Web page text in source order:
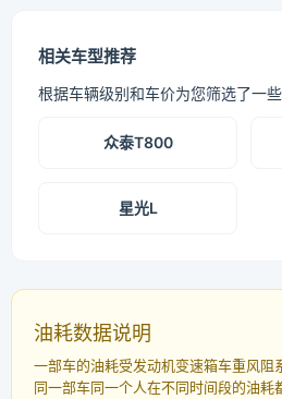
相关车型推荐
根据车辆级别和车价为您筛选了一
众泰T800
星光L
油耗数据说明
一部车的油耗受发动机变速箱车重风阻
同一部车同一个人在不同时间段的油耗